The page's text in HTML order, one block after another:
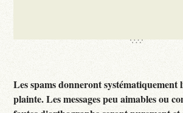
Les spams donneront systématiquement
plainte. Les messages peu aimables ou